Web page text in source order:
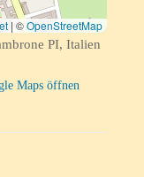
| ©OpenStreetMap
PI, Italien
Maps öffnen